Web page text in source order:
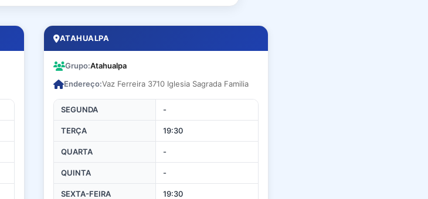
ATAHUALPA
Grupo:Atahualpa
Endereço:Vaz Ferreira 3710 Iglesia Sagrada Familia
SEGUNDA -
TERÇA 19:30
QUARTA -
QUINTA -
SEXTA-FEIRA 19:30